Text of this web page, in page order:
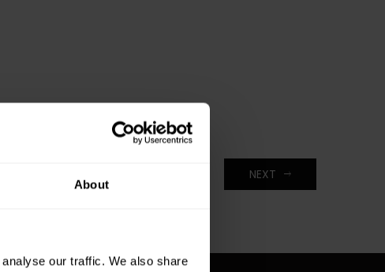
About
our traffic. We also share
NEXT